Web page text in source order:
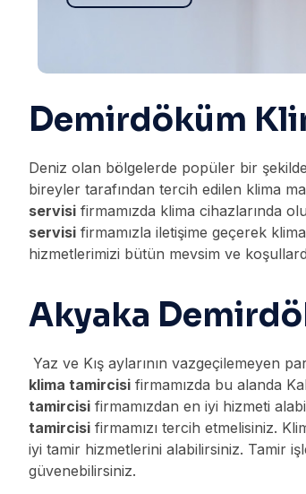
Demirdöküm
Deniz olan bölgelerde popüler bir
bireyler tarafından tercih edilen klima
servisi firmamızda klima cihazlarında
servisi firmamızla iletişime geçerek
hizmetlerimizi bütün mevsim ve
Akyaka
Yaz ve Kış aylarının vazgeçilemeyen
klima tamircisi firmamızda bu alanda
tamircisi firmamızdan en iyi hizmeti
tamircisi firmamızı tercih etmelisiniz.
iyi tamir hizmetlerini alabilirsiniz. Tamir
güvenebilirsiniz.